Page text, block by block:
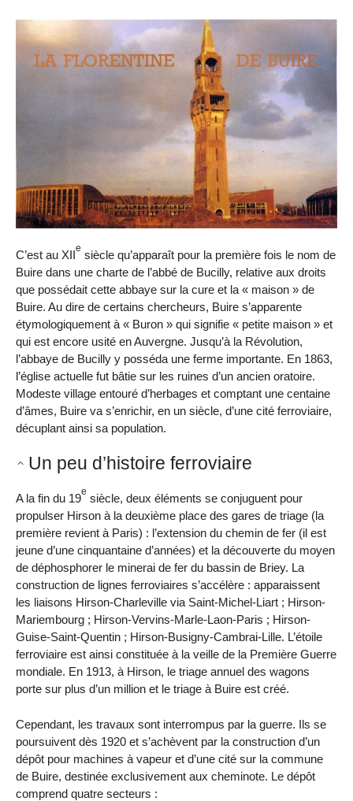
C’est au XIIe siècle qu’apparaît pour la première fois le nom de
Buire dans une charte de l’abbé de Bucilly, relative aux droits
que possédait cette abbaye sur la cure et la « maison » de
Buire. Au dire de certains chercheurs, Buire s’apparente
étymologiquement à « Buron » qui signifie « petite maison » et
qui est encore usité en Auvergne. Jusqu’à la Révolution,
l’abbaye de Bucilly y posséda une ferme importante. En 1863,
l’église actuelle fut bâtie sur les ruines d’un ancien oratoire.
Modeste village entouré d’herbages et comptant une centaine
d’âmes, Buire va s’enrichir, en un siècle, d’une cité ferroviaire,
décuplant ainsi sa population.
Un peu d’histoire ferroviaire
A la fin du 19e siècle, deux éléments se conjuguent pour
propulser Hirson à la deuxième place des gares de triage (la
première revient à Paris) : l’extension du chemin de fer (il est
jeune d’une cinquantaine d’années) et la découverte du moyen
de déphosphorer le minerai de fer du bassin de Briey. La
construction de lignes ferroviaires s’accélère : apparaissent
les liaisons Hirson-Charleville via Saint-Michel-Liart ; Hirson-
Mariembourg ; Hirson-Vervins-Marle-Laon-Paris ; Hirson-
Guise-Saint-Quentin ; Hirson-Busigny-Cambrai-Lille. L’étoile
ferroviaire est ainsi constituée à la veille de la Première Guerre
mondiale. En 1913, à Hirson, le triage annuel des wagons
porte sur plus d’un million et le triage à Buire est créé.
Cependant, les travaux sont interrompus par la guerre. Ils se
poursuivent dès 1920 et s’achèvent par la construction d’un
dépôt pour machines à vapeur et d’une cité sur la commune
de Buire, destinée exclusivement aux cheminote. Le dépôt
comprend quatre secteurs :